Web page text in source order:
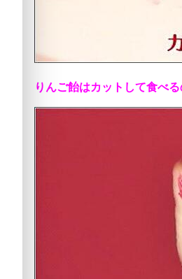
りんご飴はカットして食べる